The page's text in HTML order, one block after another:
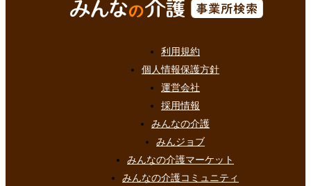
利用規約
個人情報保護方針
運営会社
採用情報
みんなの介護
みんジョブ
みんなの介護マーケット
みんなの介護コミュニティ